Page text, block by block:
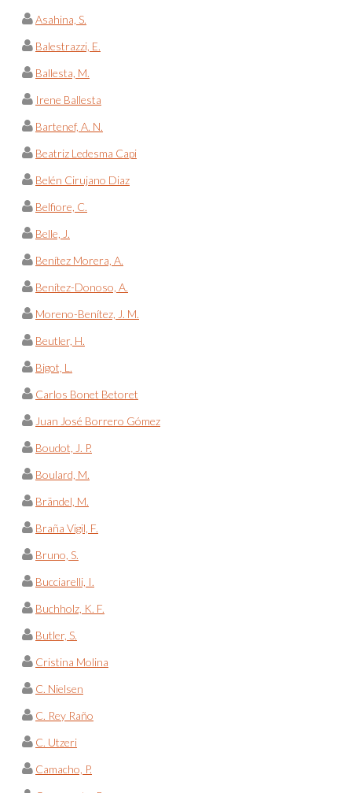
Asahina, S.
Balestrazzi, E.
Ballesta, M.
Irene Ballesta
Bartenef, A. N.
Beatriz Ledesma Capi
Belén Cirujano Diaz
Belfiore, C.
Belle, J.
Benítez Morera, A.
Benítez-Donoso, A.
Moreno-Benítez, J. M.
Beutler, H.
Bigot, L.
Carlos Bonet Betoret
Juan José Borrero Gómez
Boudot, J. P.
Boulard, M.
Brändel, M.
Braña Vigil, F.
Bruno, S.
Bucciarelli, I.
Buchholz, K. F.
Butler, S.
Cristina Molina
C. Nielsen
C. Rey Raño
C. Utzeri
Camacho, P.